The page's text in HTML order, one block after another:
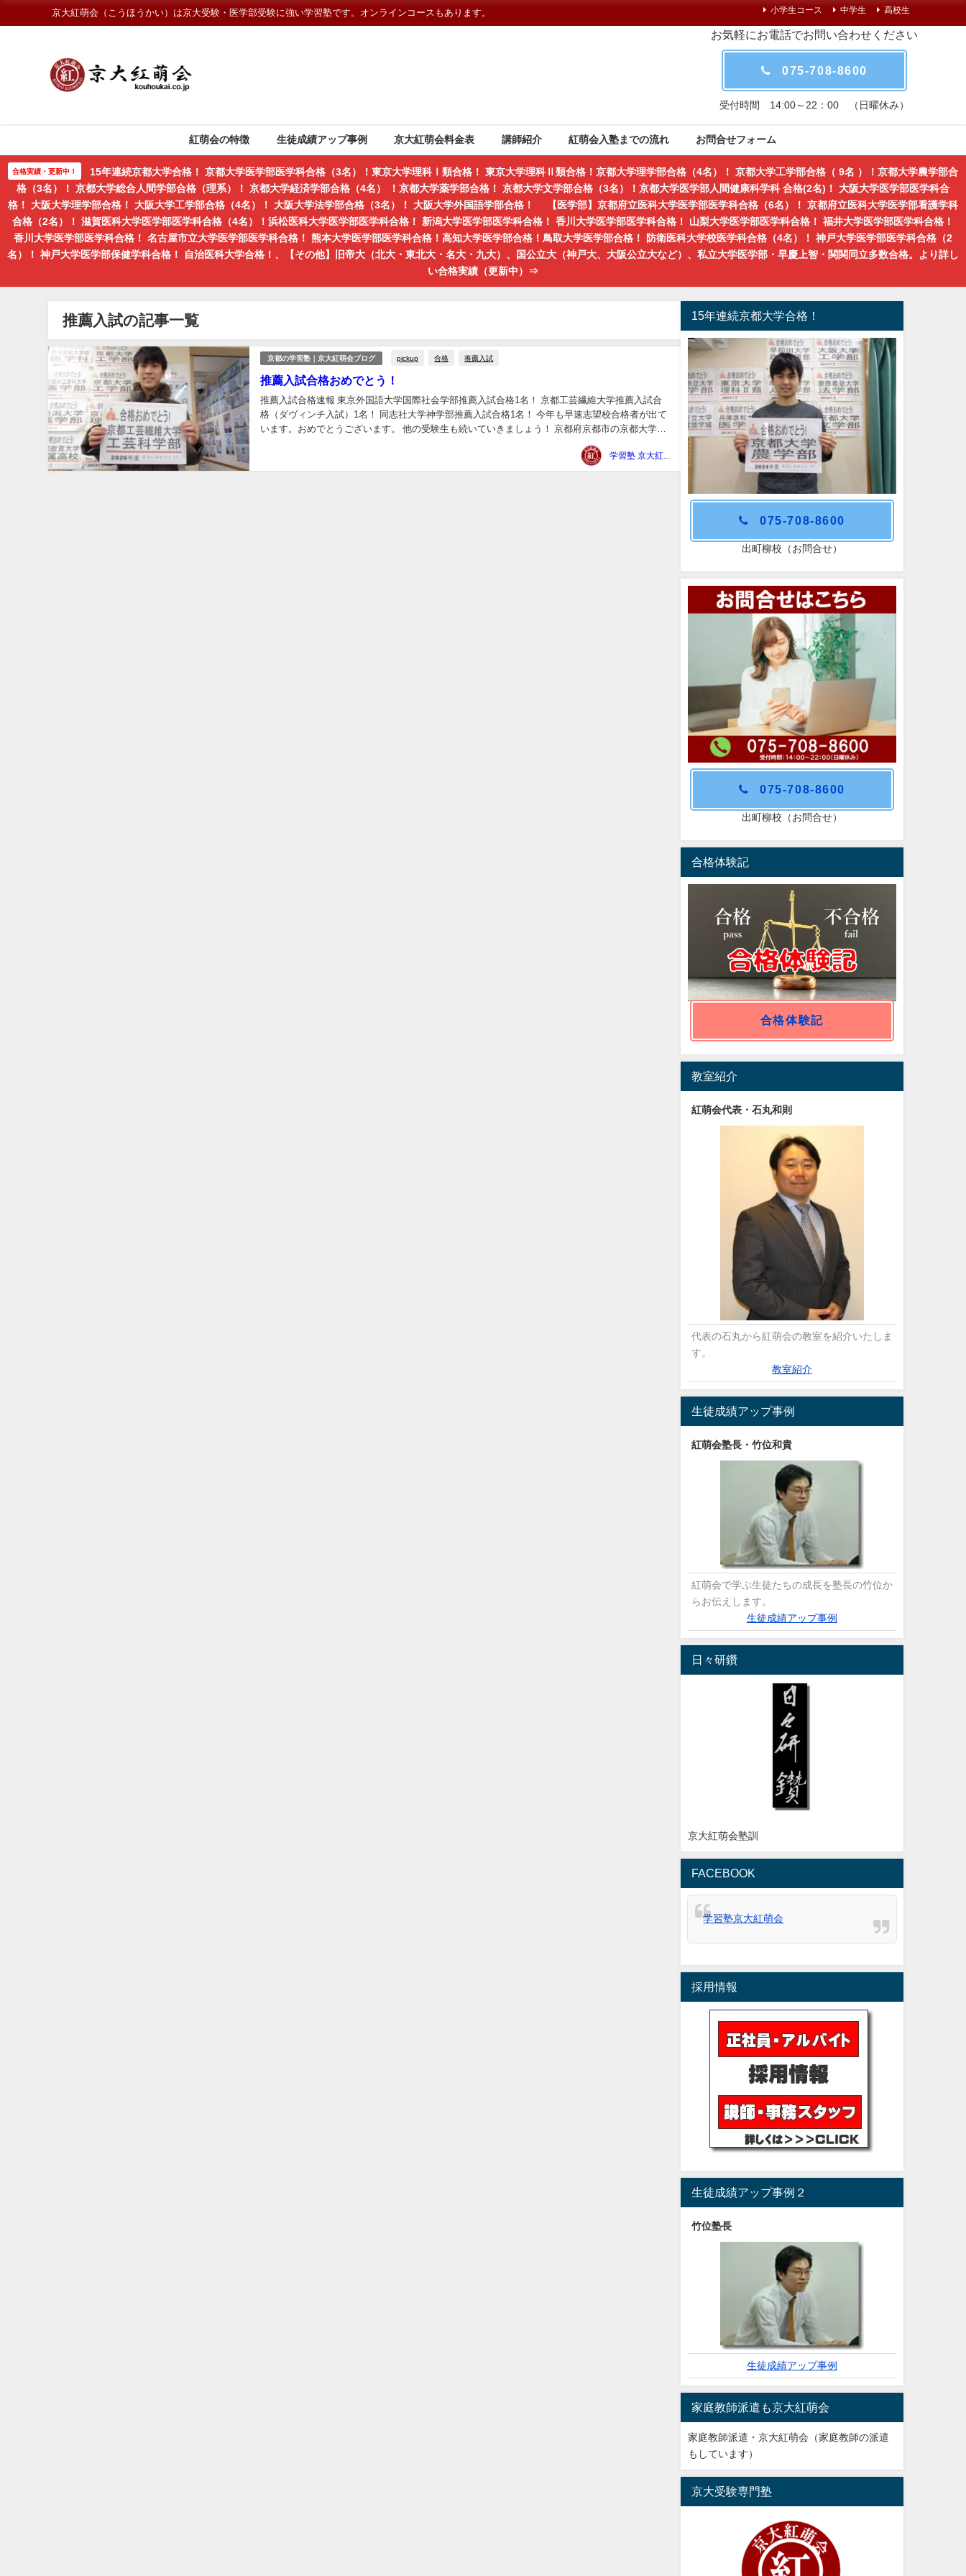
京大紅萌会（こうほうかい）は京大受験・医学部受験に強い学習塾です。オンラインコースもあります。 小学生コース 中学生 高校生
お気軽にお電話でお問い合わせください
075-708-8600
受付時間 14:00～22：00 （日曜休み）
紅萌会の特徴 生徒成績アップ事例 京大紅萌会料金表 講師紹介 紅萌会入塾までの流れ お問合せフォーム
合格実績・更新中！
15年連続京都大学合格！ 京都大学医学部医学科合格（3名）！東京大学理科Ⅰ類合格！ 東京大学理科Ⅱ類合格！京都大学理学部合格（4名）！ 京都大学工学部合格（ 9名 ）！京都大学農学部合
格（3名）！ 京都大学総合人間学部合格（理系）！ 京都大学経済学部合格（4名） ！京都大学薬学部合格！ 京都大学文学部合格（3名）！京都大学医学部人間健康科学科 合格(2名)！ 大阪大学医学部医学科合
格！ 大阪大学理学部合格！ 大阪大学工学部合格（4名）！ 大阪大学法学部合格（3名）！ 大阪大学外国語学部合格！ 【医学部】京都府立医科大学医学部医学科合格（6名）！ 京都府立医科大学医学部看護学科
合格（2名）！ 滋賀医科大学医学部医学科合格（4名）！浜松医科大学医学部医学科合格！ 新潟大学医学部医学科合格！ 香川大学医学部医学科合格！ 山梨大学医学部医学科合格！ 福井大学医学部医学科合格！
香川大学医学部医学科合格！ 名古屋市立大学医学部医学科合格！ 熊本大学医学部医学科合格！高知大学医学部合格！鳥取大学医学部合格！ 防衛医科大学校医学科合格（4名）！ 神戸大学医学部医学科合格（2
名）！ 神戸大学医学部保健学科合格！ 自治医科大学合格！、【その他】旧帝大（北大・東北大・名大・九大）、国公立大（神戸大、大阪公立大など）、私立大学医学部・早慶上智・関関同立多数合格。より詳し
い合格実績（更新中）⇒
推薦入試の記事一覧
京都の学習塾｜京大紅萌会ブログ pickup 合格 推薦入試
推薦入試合格おめでとう！
推薦入試合格速報 東京外国語大学国際社会学部推薦入試合格1名！ 京都工芸繊維大学推薦入試合
格（ダヴィンチ入試）1名！ 同志社大学神学部推薦入試合格1名！ 今年も早速志望校合格者が出て
います。おめでとうございます。 他の受験生も続いていきましょう！ 京都府京都市の京都大学専
15年連続京都大学合格！
075-708-8600
出町柳校（お問合せ）
075-708-8600
出町柳校（お問合せ）
合格体験記
合格体験記
教室紹介
紅萌会代表・石丸和則
代表の石丸から紅萌会の教室を紹介いたしま
す。
教室紹介
生徒成績アップ事例
紅萌会塾長・竹位和貴
紅萌会で学ぶ生徒たちの成長を塾長の竹位か
らお伝えします。
生徒成績アップ事例
日々研鑽
京大紅萌会塾訓
FACEBOOK
学習塾京大紅萌会
採用情報
生徒成績アップ事例２
竹位塾長
生徒成績アップ事例
家庭教師派遣も京大紅萌会
家庭教師派遣・京大紅萌会（家庭教師の派遣
もしています）
京大受験専門塾